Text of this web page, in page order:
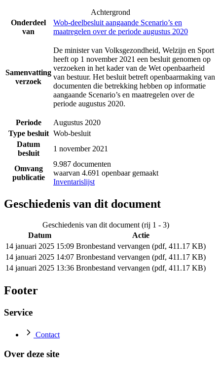
Achtergrond
Onderdeel
van
Wob-deelbesluit aangaande Scenario’s en
maatregelen over de periode augustus 2020
Samenvatting
verzoek
De minister van Volksgezondheid, Welzijn en Sport
heeft op 1 november 2021 een besluit genomen op
verzoeken in het kader van de Wet openbaarheid
van bestuur. Het besluit betreft openbaarmaking van
documenten die betrekking hebben op informatie
aangaande Scenario’s en maatregelen over de
periode augustus 2020.
Periode
Augustus 2020
Type besluit Wob-besluit
Datum
besluit
1 november 2021
Omvang
publicatie
9.987 documenten
waarvan 4.691 openbaar gemaakt
Inventarislijst
Geschiedenis van dit document
Geschiedenis van dit document (rij 1 - 3)
Datum
Actie
14 januari 2025 15:09 Bronbestand vervangen (pdf, 411.17 KB)
14 januari 2025 14:07 Bronbestand vervangen (pdf, 411.17 KB)
14 januari 2025 13:36 Bronbestand vervangen (pdf, 411.17 KB)
Footer
Service
Contact
Over deze site